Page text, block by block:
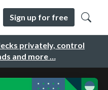
privately, control
and more …
Sign up for free